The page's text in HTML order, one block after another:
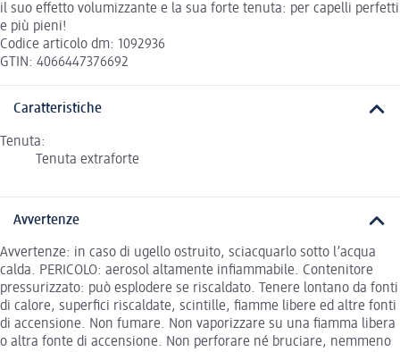
il suo effetto volumizzante e la sua forte tenuta: per capelli perfetti
e più pieni!
Codice articolo dm: 1092936
GTIN: 4066447376692
Caratteristiche
Tenuta:
Tenuta extraforte
Avvertenze
Avvertenze: in caso di ugello ostruito, sciacquarlo sotto l’acqua
calda. PERICOLO: aerosol altamente infiammabile. Contenitore
pressurizzato: può esplodere se riscaldato. Tenere lontano da fonti
di calore, superfici riscaldate, scintille, fiamme libere ed altre fonti
di accensione. Non fumare. Non vaporizzare su una fiamma libera
o altra fonte di accensione. Non perforare né bruciare, nemmeno